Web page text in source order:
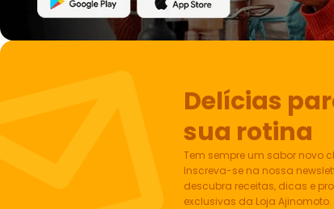
Delícias
sua rotina
Tem sempre um sabor novo
Inscreva-se na nossa
descubra receitas, dicas e
exclusivas da Loja Ajinomoto.